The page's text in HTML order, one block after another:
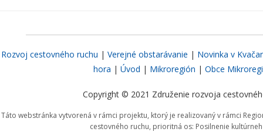
Rozvoj cestovného ruchu | Verejné obstarávanie | Novinka v
hora | Úvod | Mikroregión | Obce
Copyright © 2021 Združenie rozvoja
Táto webstránka vytvorená v rámci projektu, ktorý je realizovaný v rámci
cestovného ruchu, prioritná os: Posilnenie